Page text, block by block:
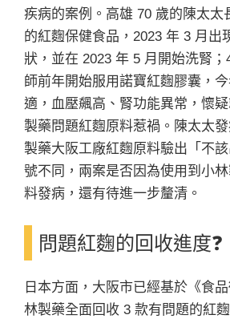
疾病的案例。高雄 70 歲的陳太太
的紅麴保健食品，2023 年 3 月出
狀，並在 2023 年 5 月開始洗腎
師前年開始服用諾寶紅麴膠囊，
適，血壓飆高、腎功能異常，懷
製藥問題紅麴原料惹禍。陳太太
製藥大阪工廠紅麴原料驗出「不
號不同，兩案是否因為使用到小
料發病，還有待進一步釐清。
問題紅麴的回收進度❓
日本方面，大阪市已經基於《食
林製藥全面回收 3 款有問題的紅